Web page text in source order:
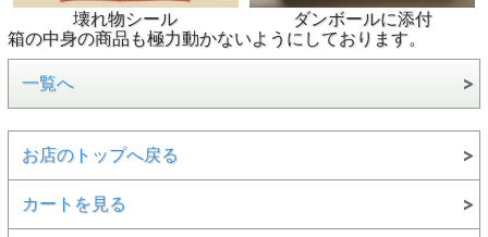
壊れ物シール
ダンボールに添付
箱の中身の商品も極力動かないようにしております。
一覧へ
お店のトップへ戻る
カートを見る